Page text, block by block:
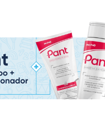
em Destaque